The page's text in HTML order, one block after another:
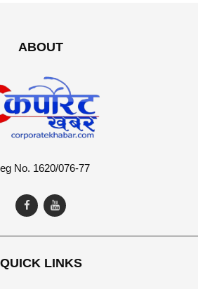
ABOUT
No. 1620/076-77
QUICK LINKS